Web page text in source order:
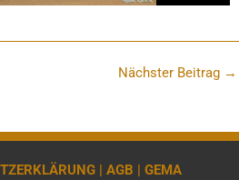
Nächster Beitrag →
| AGB | GEMA